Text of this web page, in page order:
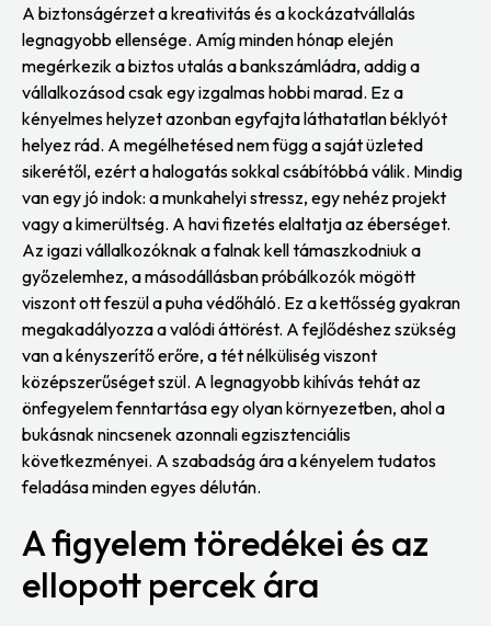
A biztonságérzet a kreativitás és a kockázatvállalás
legnagyobb ellensége. Amíg minden hónap elején
megérkezik a biztos utalás a bankszámládra, addig a
vállalkozásod csak egy izgalmas hobbi marad. Ez a
kényelmes helyzet azonban egyfajta láthatatlan béklyót
helyez rád. A megélhetésed nem függ a saját üzleted
sikerétől, ezért a halogatás sokkal csábítóbbá válik. Mindig
van egy jó indok: a munkahelyi stressz, egy nehéz projekt
vagy a kimerültség. A havi fizetés elaltatja az éberséget.
Az igazi vállalkozóknak a falnak kell támaszkodniuk a
győzelemhez, a másodállásban próbálkozók mögött
viszont ott feszül a puha védőháló. Ez a kettősség gyakran
megakadályozza a valódi áttörést. A fejlődéshez szükség
van a kényszerítő erőre, a tét nélküliség viszont
középszerűséget szül. A legnagyobb kihívás tehát az
önfegyelem fenntartása egy olyan környezetben, ahol a
bukásnak nincsenek azonnali egzisztenciális
következményei. A szabadság ára a kényelem tudatos
feladása minden egyes délután.
A figyelem töredékei és az
ellopott percek ára